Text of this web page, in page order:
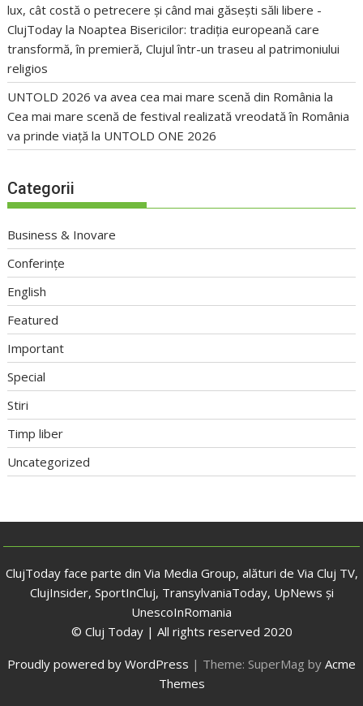
lux, cât costă o petrecere și când mai găsești săli libere -
ClujToday la Noaptea Bisericilor: tradiția europeană care
transformă, în premieră, Clujul într-un traseu al patrimoniului
religios
UNTOLD 2026 va avea cea mai mare scenă din România la
Cea mai mare scenă de festival realizată vreodată în România
va prinde viață la UNTOLD ONE 2026
Categorii
Business & Inovare
Conferințe
English
Featured
Important
Special
Stiri
Timp liber
Uncategorized
ClujToday face parte din Via Media Group, alături de Via Cluj TV,
ClujInsider, SportInCluj, TransylvaniaToday, UpNews și
UnescoInRomania
© Cluj Today | All rights reserved 2020
Proudly powered by WordPress | Theme: SuperMag by Acme
Themes